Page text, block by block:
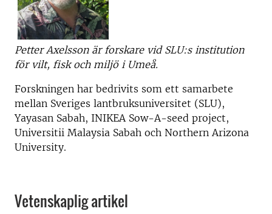
Petter Axelsson är forskare vid SLU:s institution
för vilt, fisk och miljö i Umeå.
Forskningen har bedrivits som ett samarbete
mellan Sveriges lantbruksuniversitet (SLU),
Yayasan Sabah, INIKEA Sow-A-seed project,
Universitii Malaysia Sabah och Northern Arizona
University.
Vetenskaplig artikel